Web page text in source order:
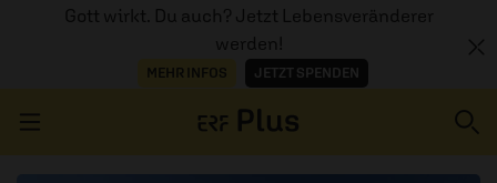
Gott wirkt. Du auch? Jetzt Lebensveränderer
werden!
MEHR INFOS JETZT SPENDEN